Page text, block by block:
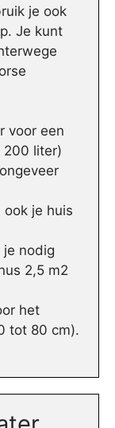
je ook
Je kunt
voor een
200 liter)
ook je huis
je nodig
2,5 m2
het
tot 80 cm).